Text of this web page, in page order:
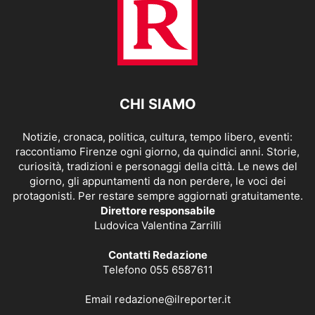
CHI SIAMO
Notizie, cronaca, politica, cultura, tempo libero, eventi:
raccontiamo Firenze ogni giorno, da quindici anni. Storie,
curiosità, tradizioni e personaggi della città. Le news del
giorno, gli appuntamenti da non perdere, le voci dei
protagonisti. Per restare sempre aggiornati gratuitamente.
Direttore responsabile
Ludovica Valentina Zarrilli
Contatti Redazione
Telefono 055 6587611
Email redazione@ilreporter.it